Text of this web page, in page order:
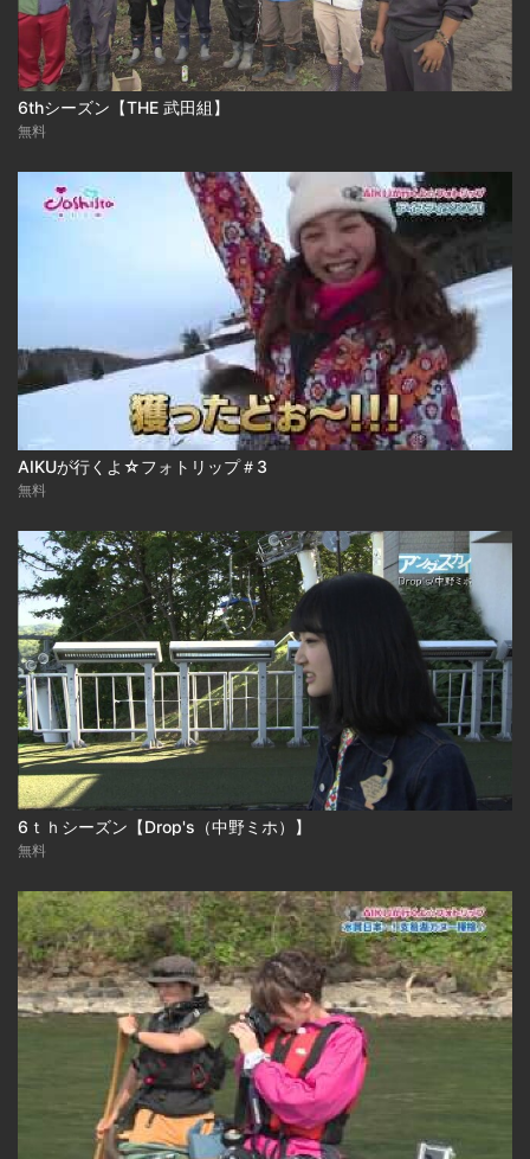
6thシーズン【THE 武田組】
無料
AIKUが行くよ☆フォトリップ＃3
無料
6ｔｈシーズン【Drop's（中野ミホ）】
無料